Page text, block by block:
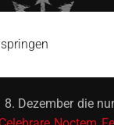
Dezember die